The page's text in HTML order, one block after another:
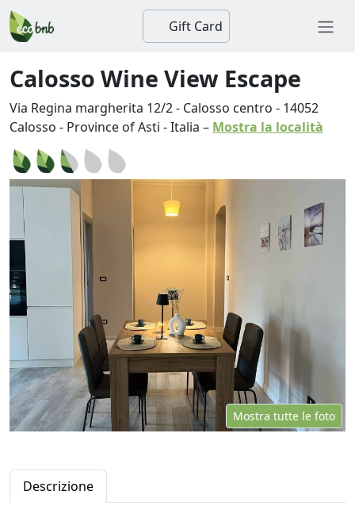
Gift Card
Calosso Wine View Escape
Via Regina margherita 12/2 - Calosso centro - 14052
Calosso - Province of Asti -Italia – Mostra la località
Mostra tutte le foto
Descrizione